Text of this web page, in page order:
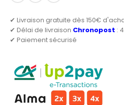
✔ Livraison gratuite dès 150€
✔ Délai de livraison Chronopost :
✔ Paiement sécurisé